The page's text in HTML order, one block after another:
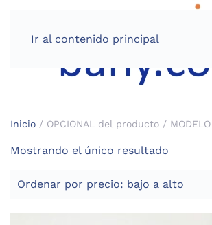
Ir al contenido principal
Inicio / OPCIONAL del producto / MODELO
Mostrando el único resultado